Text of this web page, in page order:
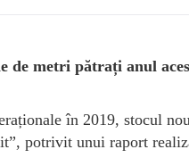
de metri pătrați anul
în 2019, stocul
potrivit unui raport